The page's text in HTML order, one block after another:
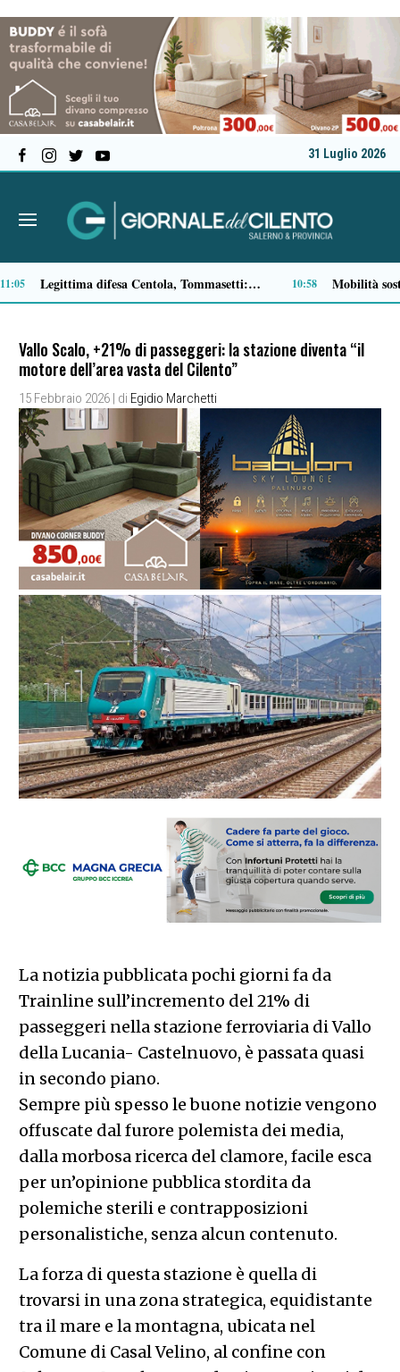
31 Luglio 2026
Esodo estivo, weekend da bollino nero: oltre 26 milioni di spostamenti sulle strade Anas 09:15
Vallo Scalo, +21% di passeggeri: la stazione diventa “il
motore dell’area vasta del Cilento”
15 Febbraio 2026 | di Egidio Marchetti
La notizia pubblicata pochi giorni fa da
Trainline sull’incremento del 21% di
passeggeri nella stazione ferroviaria di Vallo
della Lucania- Castelnuovo, è passata quasi
in secondo piano.
Sempre più spesso le buone notizie vengono
offuscate dal furore polemista dei media,
dalla morbosa ricerca del clamore, facile esca
per un’opinione pubblica stordita da
polemiche sterili e contrapposizioni
personalistiche, senza alcun contenuto.
La forza di questa stazione è quella di
trovarsi in una zona strategica, equidistante
tra il mare e la montagna, ubicata nel
Comune di Casal Velino, al confine con